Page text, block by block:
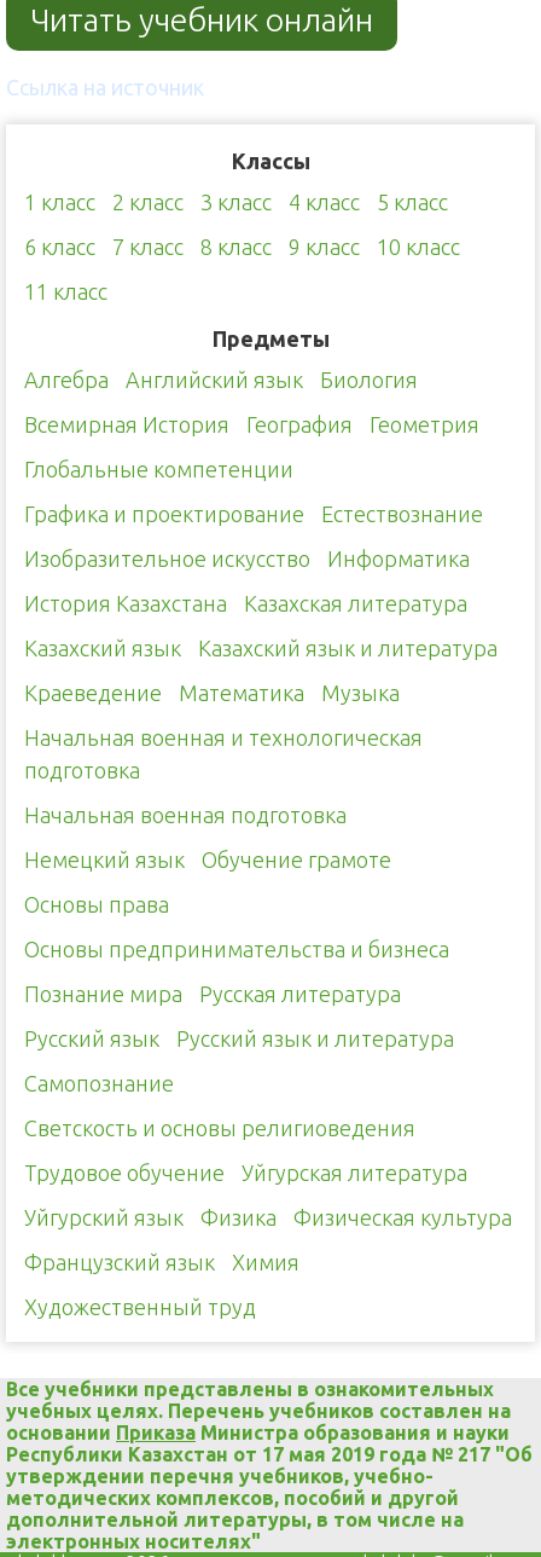
Читать учебник онлайн
Ссылка на источник
Классы
1 класс
2 класс 3 класс 4 класс
5 класс
6 класс
7 класс 8 класс 9 класс
10 класс
11 класс
Предметы
Алгебра
Английский язык
Биология
Всемирная История
География
Геометрия
Глобальные компетенции
Графика и проектирование
Естествознание
Изобразительное искусство
Информатика
История Казахстана
Казахская литература
Казахский язык
Казахский язык и литература
Краеведение
Математика
Музыка
Начальная военная и технологическая
подготовка
Начальная военная подготовка
Немецкий язык
Обучение грамоте
Основы права
Основы предпринимательства и бизнеса
Познание мира
Русская литература
Русский язык
Русский язык и литература
Самопознание
Светскость и основы религиоведения
Трудовое обучение
Уйгурская литература
Уйгурский язык
Физика
Физическая культура
Французский язык
Химия
Художественный труд
Все учебники представлены в ознакомительных
учебных целях. Перечень учебников составлен на
основании Приказа Министра образования и науки
Республики Казахстан от 17 мая 2019 года № 217 "Об
утверждении перечня учебников, учебно-
методических комплексов, пособий и другой
дополнительной литературы, в том числе на
электронных носителях"